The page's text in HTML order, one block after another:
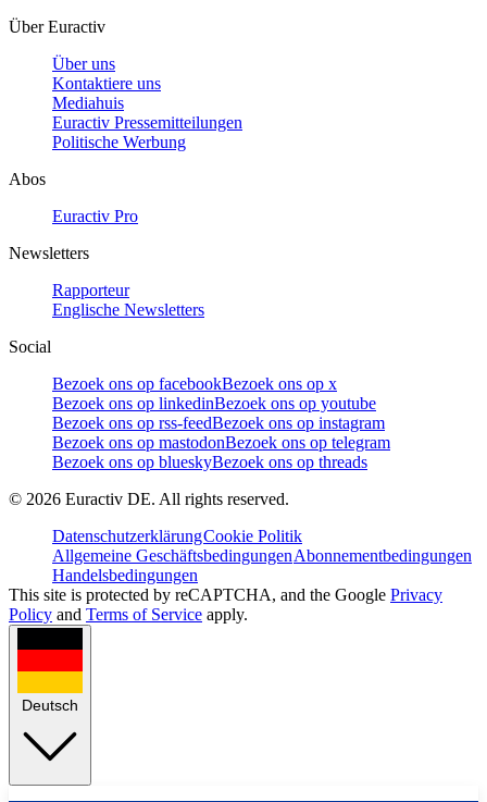
Über Euractiv
Über uns
Kontaktiere uns
Mediahuis
Euractiv Pressemitteilungen
Politische Werbung
Abos
Euractiv Pro
Newsletters
Rapporteur
Englische Newsletters
Social
Bezoek ons op facebookBezoek ons op x
Bezoek ons op linkedinBezoek ons op youtube
Bezoek ons op rss-feedBezoek ons op instagram
Bezoek ons op mastodonBezoek ons op telegram
Bezoek ons op blueskyBezoek ons op threads
© 2026 Euractiv DE. All rights reserved.
DatenschutzerklärungCookie Politik
Allgemeine GeschäftsbedingungenAbonnementbedingungen
Handelsbedingungen
This site is protected by reCAPTCHA, and the Google Privacy
Policy and Terms of Service apply.
Deutsch